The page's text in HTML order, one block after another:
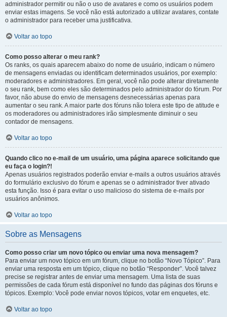
administrador permitir ou não o uso de avatares e como os usuários podem
enviar estas imagens. Se você não está autorizado a utilizar avatares, contate
o administrador para receber uma justificativa.
Voltar ao topo
Como posso alterar o meu rank?
Os ranks, os quais aparecem abaixo do nome de usuário, indicam o número
de mensagens enviadas ou identificam determinados usuários, por exemplo:
moderadores e administradores. Em geral, você não pode alterar diretamente
o seu rank, bem como eles são determinados pelo administrador do fórum. Por
favor, não abuse do envio de mensagens desnecessárias apenas para
aumentar o seu rank. A maior parte dos fóruns não tolera este tipo de atitude e
os moderadores ou administradores irão simplesmente diminuir o seu
contador de mensagens.
Voltar ao topo
Quando clico no e-mail de um usuário, uma página aparece solicitando que
eu faça o login?!
Apenas usuários registrados poderão enviar e-mails a outros usuários através
do formulário exclusivo do fórum e apenas se o administrador tiver ativado
esta função. Isso é para evitar o uso malicioso do sistema de e-mails por
usuários anônimos.
Voltar ao topo
Sobre as Mensagens
Como posso criar um novo tópico ou enviar uma nova mensagem?
Para enviar um novo tópico em um fórum, clique no botão “Novo Tópico”. Para
enviar uma resposta em um tópico, clique no botão “Responder”. Você talvez
precise se registrar antes de enviar uma mensagem. Uma lista de suas
permissões de cada fórum está disponível no fundo das páginas dos fóruns e
tópicos. Exemplo: Você pode enviar novos tópicos, votar em enquetes, etc.
Voltar ao topo